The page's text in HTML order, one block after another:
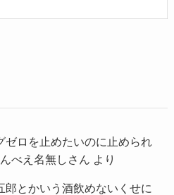
ゼロを止めたいのに止められ
べえ名無しさん より
郎とかいう酒飲めないくせに